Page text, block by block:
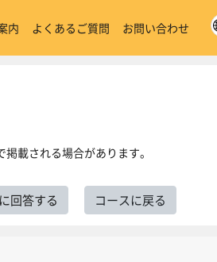
内 よくあるご質問 お問い合わせ
載される場合があります。
回答する コースに戻る